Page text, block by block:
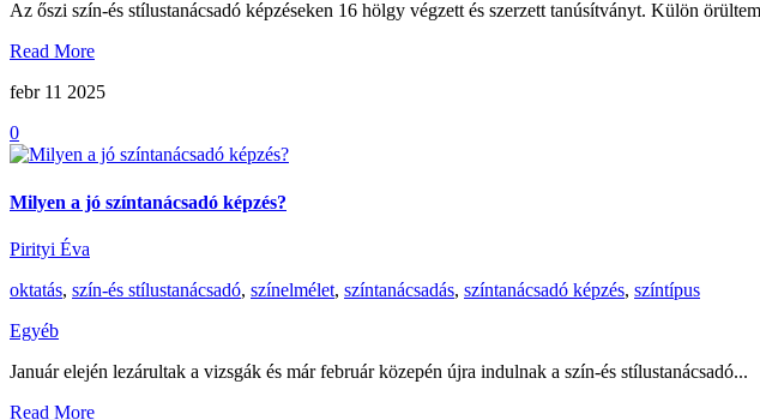
Az őszi szín-és stílustanácsadó képzéseken 16 hölgy végzett és szerzett tanúsítványt. Külön
Read More
febr 11 2025
0
Milyen a jó színtanácsadó képzés?
Pirityi Éva
oktatás, szín-és stílustanácsadó, színelmélet, színtanácsadás, színtanácsadó képzés, színtípus
Egyéb
Január elején lezárultak a vizsgák és már február közepén újra indulnak a szín-és stílustanácsadó...
Read More